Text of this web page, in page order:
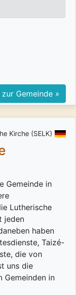
zur Gemeinde »
Kirche (SELK)
Gemeinde in
Lutherische
jeden
haben
Taizé-
die von
uns die
Gemeinden in